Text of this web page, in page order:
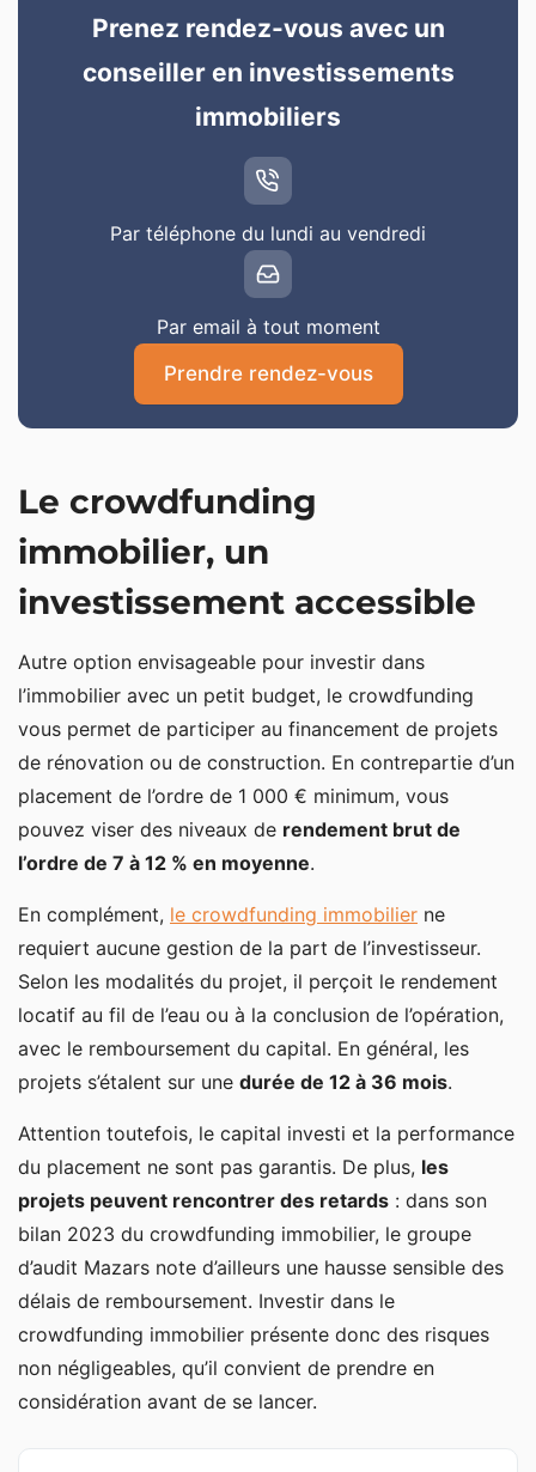
Prenez rendez-vous avec un
conseiller en investissements
immobiliers
Par téléphone du lundi au vendredi
Par email à tout moment
Prendre rendez-vous
Le crowdfunding
immobilier, un
investissement accessible
Autre option envisageable pour investir dans
l’immobilier avec un petit budget, le crowdfunding
vous permet de participer au financement de projets
de rénovation ou de construction. En contrepartie d’un
placement de l’ordre de 1 000 € minimum, vous
pouvez viser des niveaux de rendement brut de
l’ordre de 7 à 12 % en moyenne.
En complément, le crowdfunding immobilier ne
requiert aucune gestion de la part de l’investisseur.
Selon les modalités du projet, il perçoit le rendement
locatif au fil de l’eau ou à la conclusion de l’opération,
avec le remboursement du capital. En général, les
projets s’étalent sur une durée de 12 à 36 mois.
Attention toutefois, le capital investi et la performance
du placement ne sont pas garantis. De plus, les
projets peuvent rencontrer des retards : dans son
bilan 2023 du crowdfunding immobilier, le groupe
d’audit Mazars note d’ailleurs une hausse sensible des
délais de remboursement. Investir dans le
crowdfunding immobilier présente donc des risques
non négligeables, qu’il convient de prendre en
considération avant de se lancer.